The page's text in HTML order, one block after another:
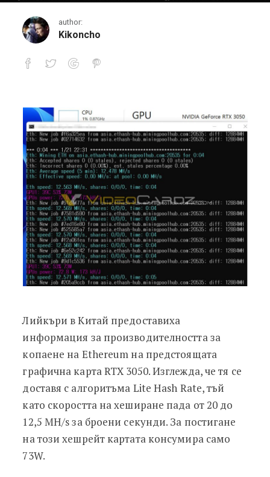
author:
Kikoncho
NVIDIA GeForce RTX 3050 не е добра
Лийкъри в Китай предоставиха
информация за производителността за
копаене на Ethereum на предстоящата
графична карта RTX 3050. Изглежда, че тя се
доставя с алгоритъма Lite Hash Rate, тъй
като скоростта на хеширане пада от 20 до
12,5 MH/s за броени секунди. За постигане
на този хешрейт картата консумира само
73W.